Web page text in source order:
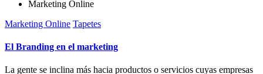
Marketing Online
Publicado
Marketing Online Tapetes
El Branding en el marketing
La gente se inclina más hacia productos o servicios cuyas empresas